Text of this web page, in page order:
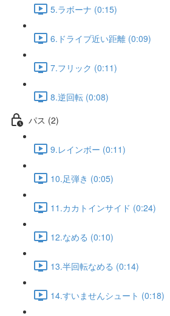
5.ラボーナ (0:15)
6.ドライブ近い距離 (0:09)
7.フリック (0:11)
8.逆回転 (0:08)
パス (2)
9.レインボー (0:11)
10.足弾き (0:05)
11.カカトインサイド (0:24)
12.なめる (0:10)
13.半回転なめる (0:14)
14.すいませんシュート (0:18)